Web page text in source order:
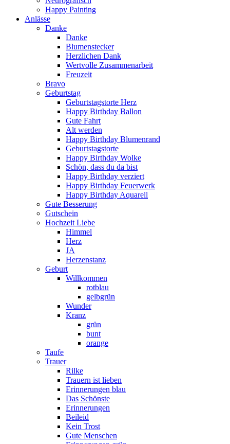
Happy Painting
Anlässe
Danke
Danke
Blumenstecker
Herzlichen Dank
Wertvolle Zusammenarbeit
Freuzeit
Bravo
Geburtstag
Geburtstagstorte Herz
Happy Birthday Ballon
Gute Fahrt
Alt werden
Happy Birthday Blumenrand
Geburtstagstorte
Happy Birthday Wolke
Schön, dass du da bist
Happy Birthday verziert
Happy Birthday Feuerwerk
Happy Birthday Aquarell
Gute Besserung
Gutschein
Hochzeit Liebe
Himmel
Herz
JA
Herzenstanz
Geburt
Willkommen
rotblau
gelbgrün
Wunder
Kranz
grün
bunt
orange
Taufe
Trauer
Rilke
Trauern ist lieben
Erinnerungen blau
Das Schönste
Erinnerungen
Beileid
Kein Trost
Gute Menschen